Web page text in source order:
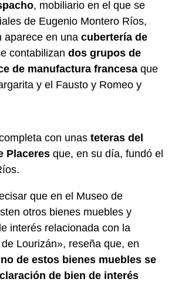
, mobiliario en el que se
de Eugenio Montero Ríos,
aparece en una cubertería de
contabilizan dos grupos de
de manufactura francesa que
y el Fausto y Romeo y
con unas teteras del
Placeres que, en su día, fundó el
que en el Museo de
otros bienes muebles y
interés relacionada con la
Lourizán», reseña que, en
de estos bienes muebles se
de bien de interés